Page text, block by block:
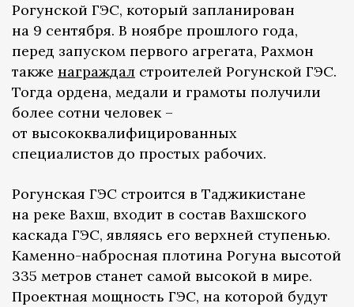
Рогунской ГЭС, который запланирован
на 9 сентября. В ноябре прошлого года,
перед запуском первого агрегата, Рахмон
также награждал строителей Рогунской ГЭС.
Тогда ордена, медали и грамоты получили
более сотни человек –
от высококвалифицированных
специалистов до простых рабочих.
Рогунская ГЭС строится в Таджикистане
на реке Вахш, входит в состав Вахшского
каскада ГЭС, являясь его верхней ступенью.
Каменно-набросная плотина Рогуна высотой
335 метров станет самой высокой в мире.
Проектная мощность ГЭС, на которой будут